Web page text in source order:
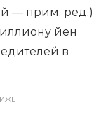
— прим. ред.)
йен
в